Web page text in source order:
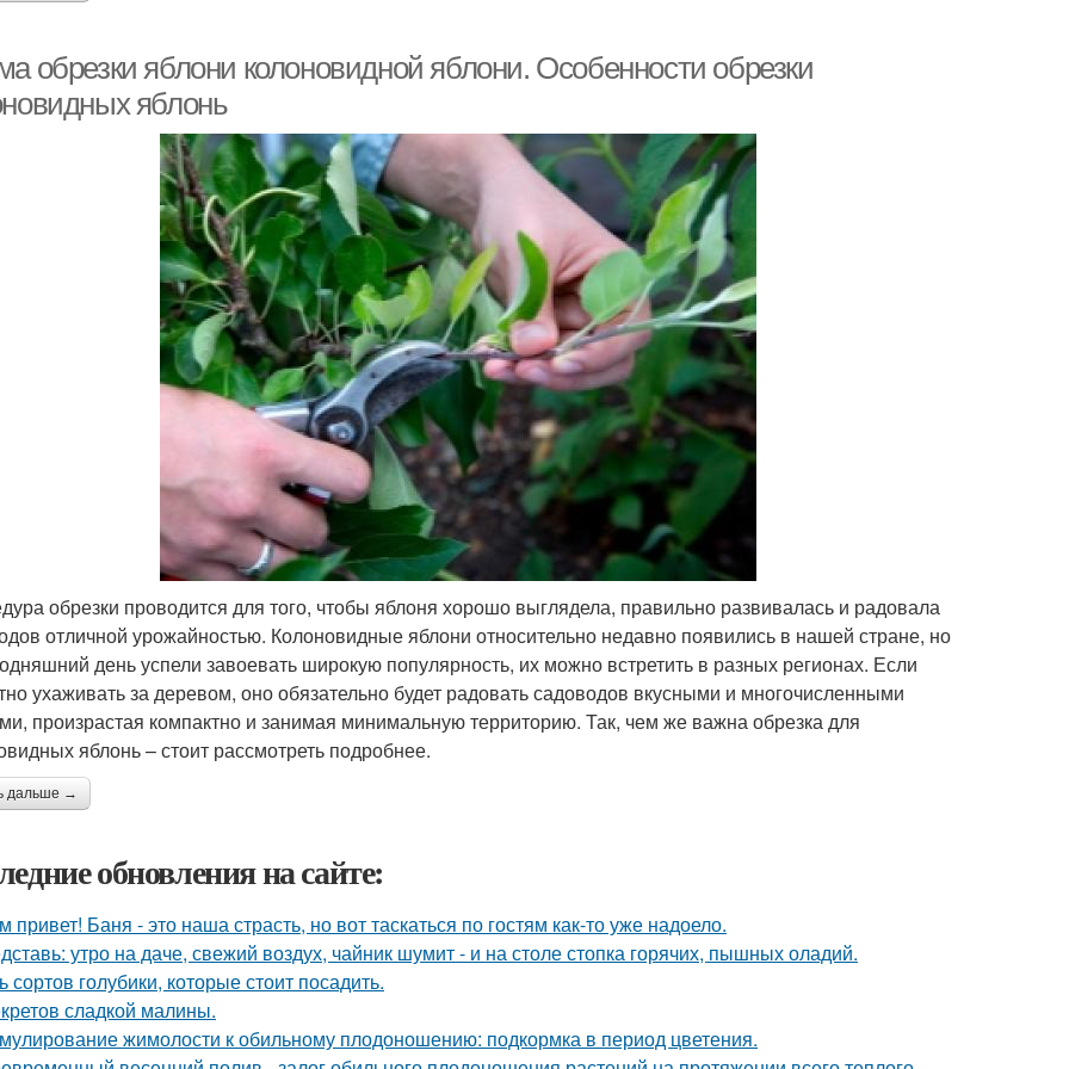
обрезки яблони колоновидной яблони. Особенности обрезки
яблонь
обрезки проводится для того, чтобы яблоня хорошо выглядела, правильно развивалась и радовала
отличной урожайностью. Колоновидные яблони относительно недавно появились в нашей стране, но
день успели завоевать широкую популярность, их можно встретить в разных регионах. Если
ухаживать за деревом, оно обязательно будет радовать садоводов вкусными и многочисленными
произрастая компактно и занимая минимальную территорию. Так, чем же важна обрезка для
яблонь – стоит рассмотреть подробнее.
дальше →
обновления на сайте:
привет! Баня - это наша страсть, но вот таскаться по гостям как-то уже надоело.
утро на даче, свежий воздух, чайник шумит - и на столе стопка горячих, пышных оладий.
сортов голубики, которые стоит посадить.
сладкой малины.
жимолости к обильному плодоношению: подкормка в период цветения.